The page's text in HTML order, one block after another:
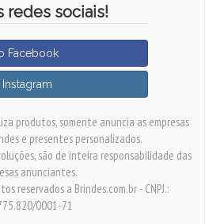
redes sociais!
Facebook
produtos, somente anuncia as empresas
e presentes personalizados.
são de inteira responsabilidade das
anunciantes.
reservados a Brindes.com.br - CNPJ.:
0001-71